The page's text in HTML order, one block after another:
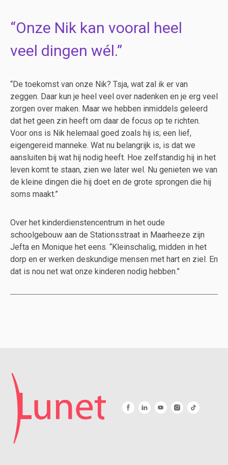
Onze Nik kan vooral heel
veel dingen wél.
“De toekomst van onze Nik? Tsja, wat zal ik er van
zeggen. Daar kun je heel veel over nadenken en je erg veel
zorgen over maken. Maar we hebben inmiddels geleerd
dat het geen zin heeft om daar de focus op te richten.
Voor ons is Nik helemaal goed zoals hij is; een lief,
eigengereid manneke. Wat nu belangrijk is, is dat we
aansluiten bij wat hij nodig heeft. Hoe zelfstandig hij in het
leven komt te staan, zien we later wel. Nu genieten we van
de kleine dingen die hij doet en de grote sprongen die hij
soms maakt.”
Over het kinderdienstencentrum in het oude
schoolgebouw aan de Stationsstraat in Maarheeze zijn
Jefta en Monique het eens. “Kleinschalig, midden in het
dorp en er werken deskundige mensen met hart en ziel. En
dat is nou net wat onze kinderen nodig hebben.”